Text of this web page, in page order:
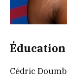
Cédric